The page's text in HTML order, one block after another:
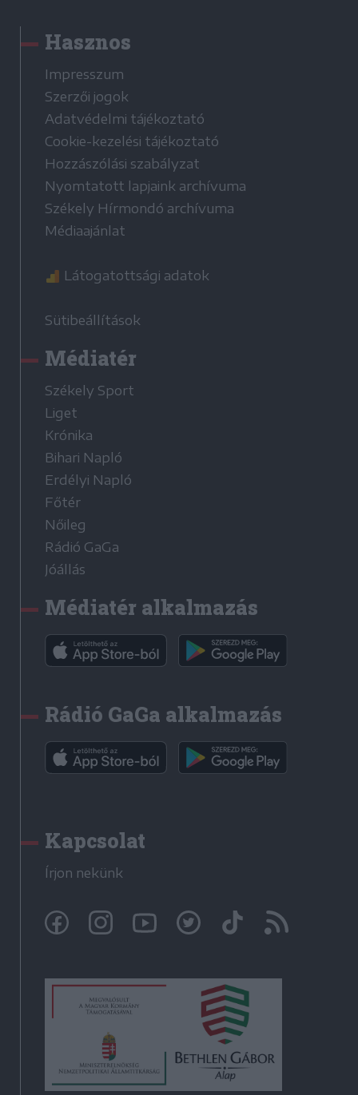
Hasznos
Impresszum
Szerzői jogok
Adatvédelmi tájékoztató
Cookie-kezelési tájékoztató
Hozzászólási szabályzat
Nyomtatott lapjaink archívuma
Székely Hírmondó archívuma
Médiaajánlat
Látogatottsági adatok
Sütibeállítások
Médiatér
Székely Sport
Liget
Krónika
Bihari Napló
Erdélyi Napló
Főtér
Nőileg
Rádió GaGa
Jóállás
Médiatér alkalmazás
Rádió GaGa alkalmazás
Kapcsolat
Írjon nekünk